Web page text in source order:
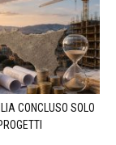
CONCLUSO SOLO